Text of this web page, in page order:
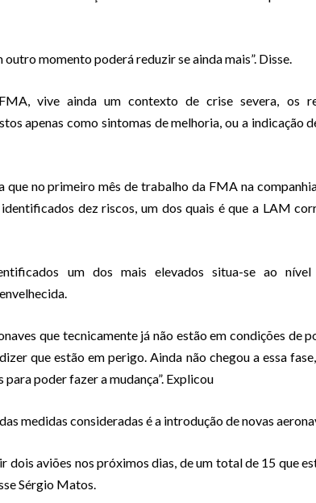
outro momento poderá reduzir se ainda mais”. Disse.
vive ainda um contexto de crise severa, os
apenas como sintomas de melhoria, ou a indicação
que no primeiro mês de trabalho da FMA na
dez riscos, um dos quais é que a LAM
um dos mais elevados situa-se ao
que tecnicamente já não estão em condições de
que estão em perigo. Ainda não chegou a essa
poder fazer a mudança”. Explicou
medidas consideradas é a introdução de novas
dois aviões nos próximos dias, de um total de 15 que
Sérgio Matos.